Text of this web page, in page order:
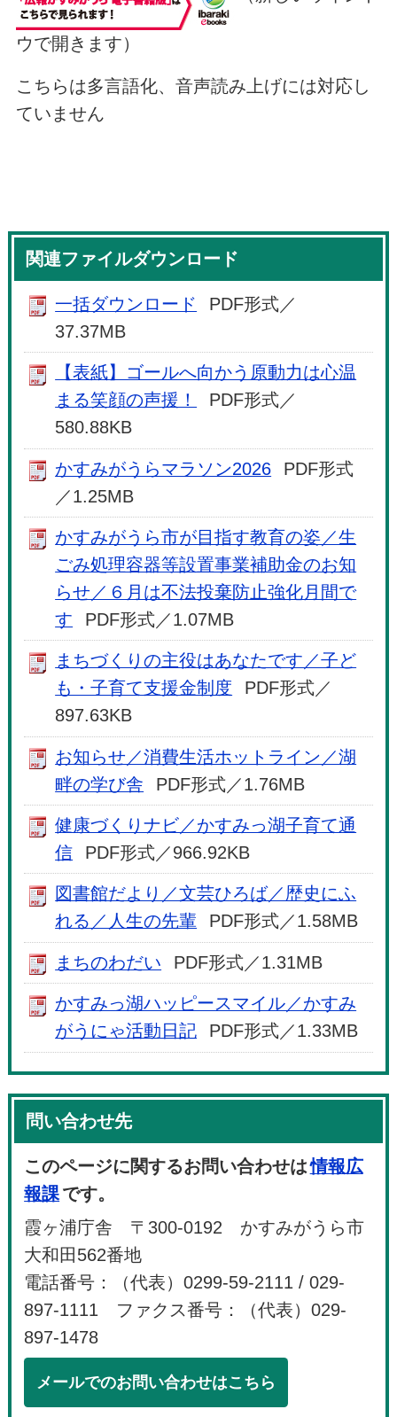
ウで開きます）
こちらは多言語化、音声読み上げには対応し
ていません
関連ファイルダウンロード
一括ダウンロード
PDF形式／
37.37MB
【表紙】ゴールへ向かう原動力は心温
まる笑顔の声援！
PDF形式／
580.88KB
かすみがうらマラソン2026
PDF形式
／1.25MB
かすみがうら市が目指す教育の姿／生
ごみ処理容器等設置事業補助金のお知
らせ／６月は不法投棄防止強化月間で
す
PDF形式／1.07MB
まちづくりの主役はあなたです／子ど
も・子育て支援金制度
PDF形式／
897.63KB
お知らせ／消費生活ホットライン／湖
畔の学び舎
PDF形式／1.76MB
健康づくりナビ／かすみっ湖子育て通
信
PDF形式／966.92KB
図書館だより／文芸ひろば／歴史にふ
れる／人生の先輩
PDF形式／1.58MB
まちのわだい PDF形式／1.31MB
かすみっ湖ハッピースマイル／かすみ
がうにゃ活動日記
PDF形式／1.33MB
問い合わせ先
このページに関するお問い合わせは情報広
報課です。
霞ヶ浦庁舎 〒300-0192 かすみがうら市
大和田562番地
電話番号：（代表）0299-59-2111 / 029-
897-1111 ファクス番号：（代表）029-
897-1478
メールでのお問い合わせはこちら